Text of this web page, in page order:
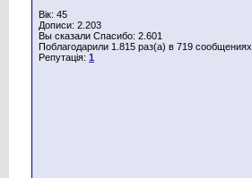
Вік: 45
Дописи: 2.203
Вы сказали Спасибо: 2.601
Поблагодарили 1.815 раз(а) в 719 сообщениях
Репутація: 1